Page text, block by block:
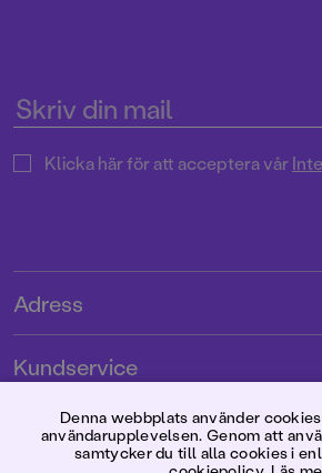
Klicka här för att acceptera vår
Adress
Tryckerigatan 4
Kundservice
Kontakta oss
Kundservice
FörlagetDenna webbplats använder
användarupplevelsen. Genom att
samtycker du till alla cookies i